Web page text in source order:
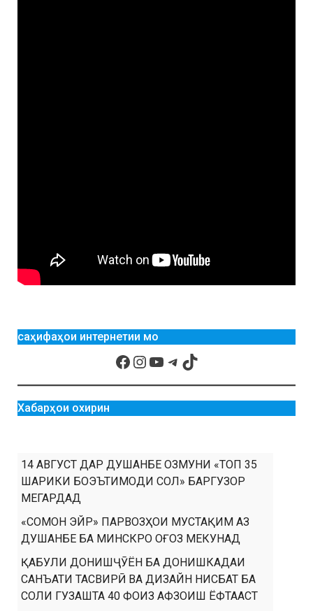
саҳифаҳои интернетии мо
Хабарҳои охирин
14 АВГУСТ ДАР ДУШАНБЕ ОЗМУНИ «ТОП 35
ШАРИКИ БОЭЪТИМОДИ СОЛ» БАРГУЗОР
МЕГАРДАД
«СОМОН ЭЙР» ПАРВОЗҲОИ МУСТАҚИМ АЗ
ДУШАНБЕ БА МИНСКРО ОҒОЗ МЕКУНАД
ҚАБУЛИ ДОНИШҶӮЁН БА ДОНИШКАДАИ
САНЪАТИ ТАСВИРӢ ВА ДИЗАЙН НИСБАТ БА
СОЛИ ГУЗАШТА 40 ФОИЗ АФЗОИШ ЁФТААСТ